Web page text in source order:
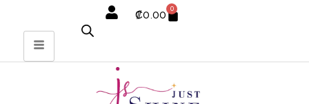
₡0.00 0